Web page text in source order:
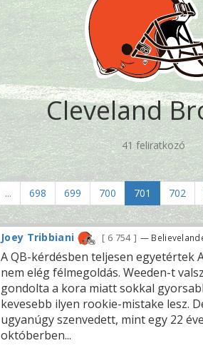
Cleveland
41 feliratkozó
... 698 699 700 701 702
Joey Tribbiani 6 754 —
A QB-kérdésben teljesen egyetértek
nem elég félmegoldás. Weeden-t
gondolta a kora miatt sokkal
kevesebb ilyen rookie-mistake lesz.
ugyanúgy szenvedett, mint egy 22
októberben...